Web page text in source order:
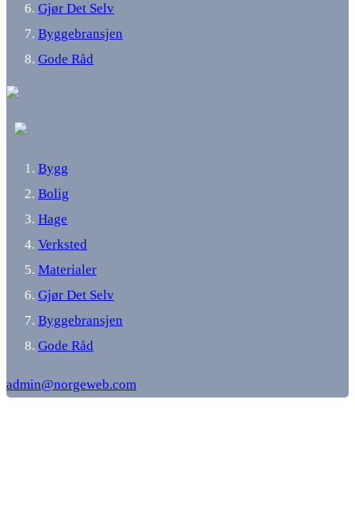
Gjør Det Selv
Byggebransjen
Gode Råd
Bygg
Bolig
Hage
Verksted
Materialer
Gjør Det Selv
Byggebransjen
Gode Råd
admin@norgeweb.com